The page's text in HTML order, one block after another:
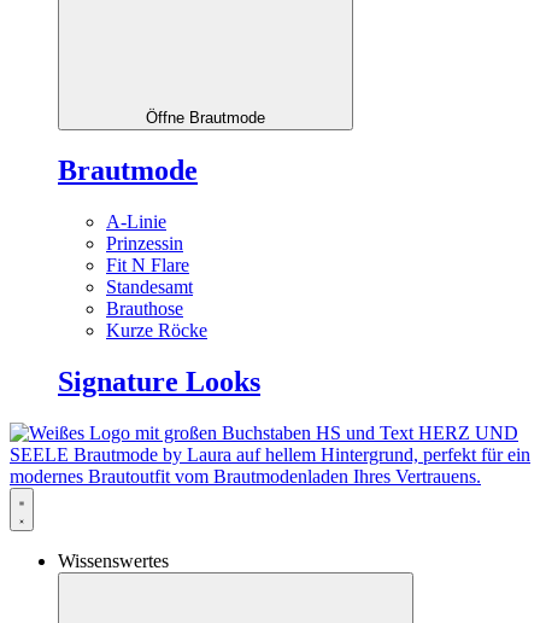
Öffne Brautmode
Brautmode
A-Linie
Prinzessin
Fit N Flare
Standesamt
Brauthose
Kurze Röcke
Signature Looks
Wissenswertes